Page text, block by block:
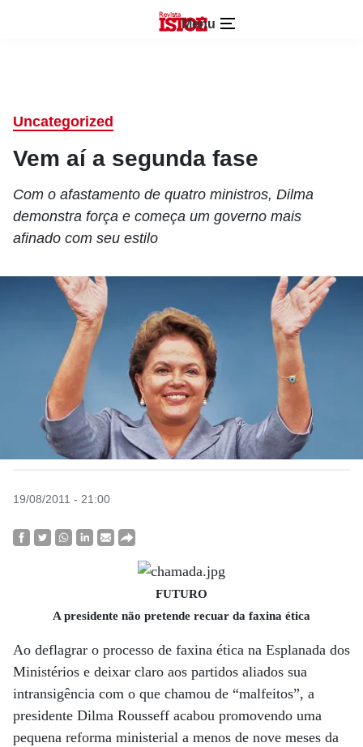
Menu
Uncategorized
Vem aí a segunda fase
Com o afastamento de quatro ministros, Dilma
demonstra força e começa um governo mais
afinado com seu estilo
19/08/2011 - 21:00
FUTURO
A presidente não pretende recuar da faxina ética
Ao deflagrar o processo de faxina ética na Esplanada dos
Ministérios e deixar claro aos partidos aliados sua
intransigência com o que chamou de “malfeitos”, a
presidente Dilma Rousseff acabou promovendo uma
pequena reforma ministerial a menos de nove meses da